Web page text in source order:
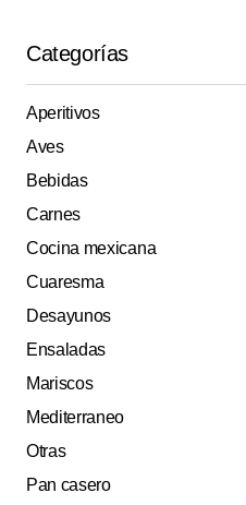
Categorías
Aperitivos
Aves
Bebidas
Carnes
Cocina mexicana
Cuaresma
Desayunos
Ensaladas
Mariscos
Mediterraneo
Otras
Pan casero